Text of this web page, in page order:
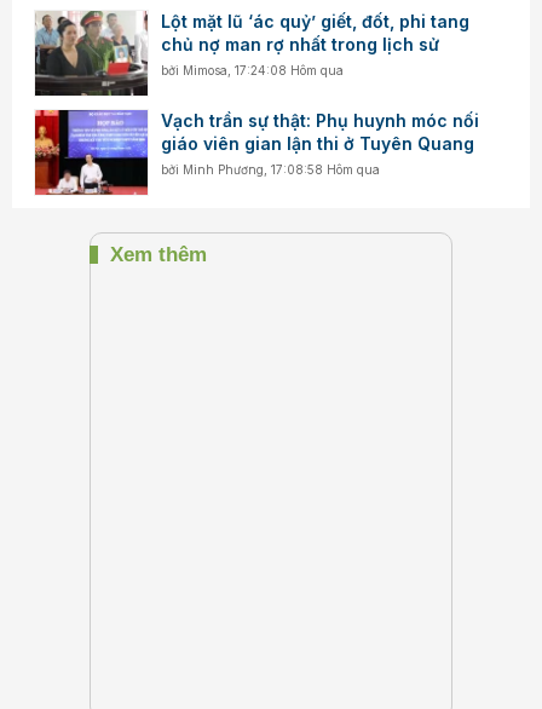
Lột mặt lũ ‘ác quỷ’ giết, đốt, phi tang
chủ nợ man rợ nhất trong lịch sử
bởi Mimosa ,17:24:08 Hôm qua
Vạch trần sự thật: Phụ huynh móc nối
giáo viên gian lận thi ở Tuyên Quang
bởi Minh Phương ,17:08:58 Hôm qua